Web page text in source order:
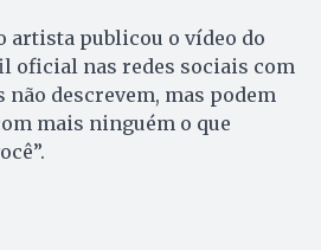
artista publicou o vídeo do
oficial nas redes sociais com
não descrevem, mas podem
mais ninguém o que